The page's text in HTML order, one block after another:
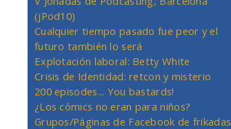
(jPod10)
Cualquier tiempo pasado fue peor y el
futuro también lo será
Explotación laboral: Betty White
Crisis de Identidad: retcon y misterio
200 episodes... You bastards!
¿Los cómics no eran para niños?
Grupos/Páginas de Facebook de frikadas